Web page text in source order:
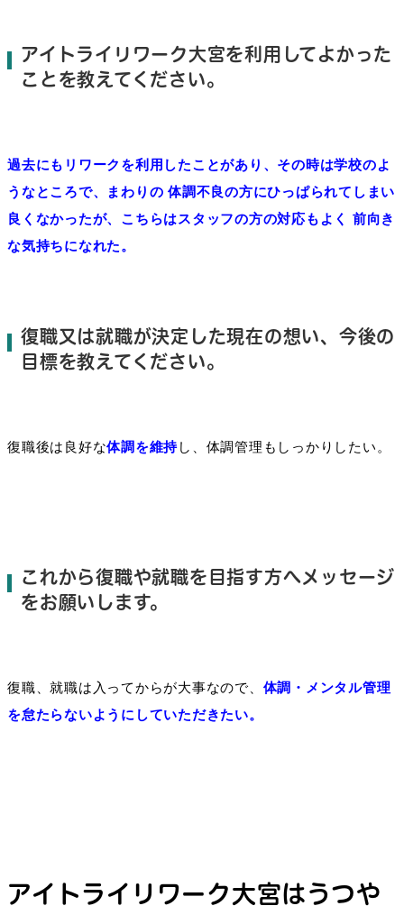
アイトライリワーク大宮を利用してよかった
ことを教えてください。
過去にもリワークを利用したことがあり、その時は学校のよ
うなところで、まわりの 体調不良の方にひっぱられてしまい
良くなかったが、こちらはスタッフの方の対応もよく 前向き
な気持ちになれた。
復職又は就職が決定した現在の想い、今後の
目標を教えてください。
復職後は 良好な体調を維持し、体調管理もしっかりしたい 。
これから復職や就職を目指す方へメッセージ
をお願いします。
復職、就職は入ってからが大事なので、 体調 ・メンタル管理
を怠たらないようにしていただきたい。
アイトライリワーク大宮はうつや